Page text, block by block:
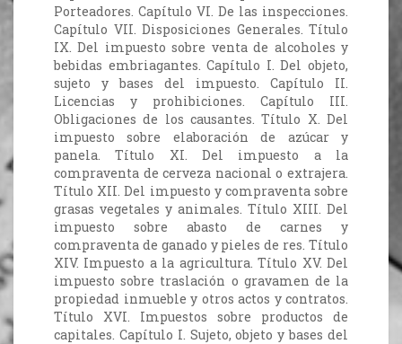
Porteadores. Capítulo VI. De las inspecciones.
Capítulo VII. Disposiciones Generales. Título
IX. Del impuesto sobre venta de alcoholes y
bebidas embriagantes. Capítulo I. Del objeto,
sujeto y bases del impuesto. Capítulo II.
Licencias y prohibiciones. Capítulo III.
Obligaciones de los causantes. Título X. Del
impuesto sobre elaboración de azúcar y
panela. Título XI. Del impuesto a la
compraventa de cerveza nacional o extrajera.
Título XII. Del impuesto y compraventa sobre
grasas vegetales y animales. Título XIII. Del
impuesto sobre abasto de carnes y
compraventa de ganado y pieles de res. Título
XIV. Impuesto a la agricultura. Título XV. Del
impuesto sobre traslación o gravamen de la
propiedad inmueble y otros actos y contratos.
Título XVI. Impuestos sobre productos de
capitales. Capítulo I. Sujeto, objeto y bases del